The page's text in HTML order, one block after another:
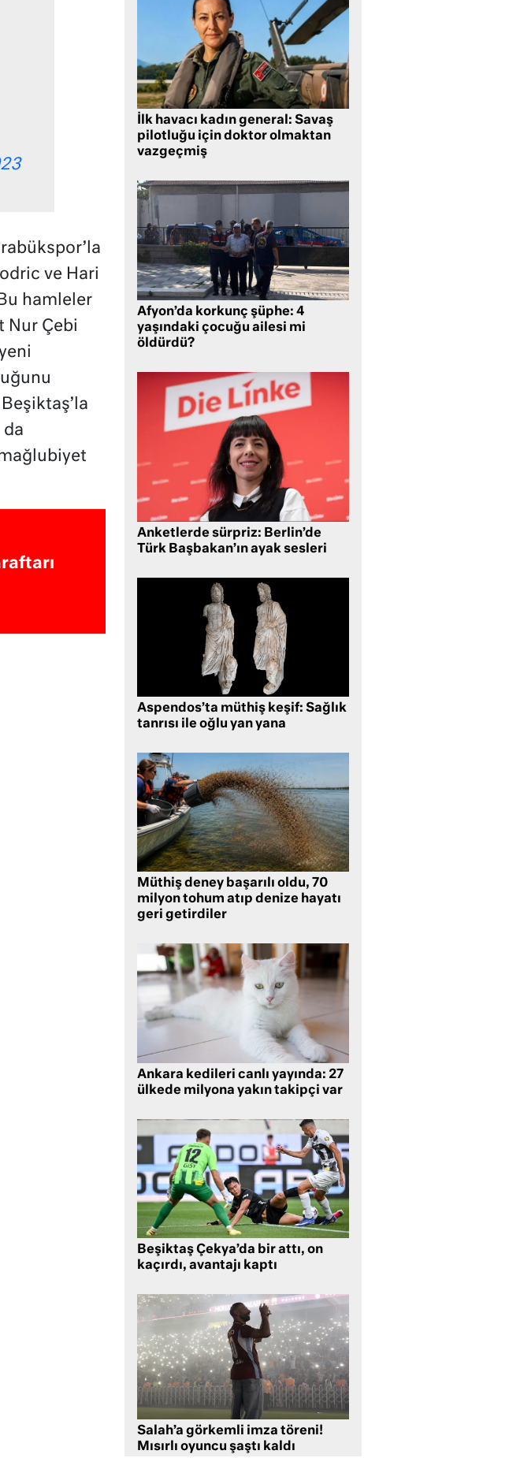
ve Hari
hamleler
Nur Çebi
da
İlk havacı kadın general: Savaş
pilotluğu için doktor olmaktan
vazgeçmiş
Afyon’da korkunç şüphe: 4
yaşındaki çocuğu ailesi mi
öldürdü?
Anketlerde sürpriz: Berlin’de
Türk Başbakan’ın ayak sesleri
Aspendos’ta müthiş keşif: Sağlık
tanrısı ile oğlu yan yana
Müthiş deney başarılı oldu, 70
milyon tohum atıp denize hayatı
geri getirdiler
Ankara kedileri canlı yayında: 27
ülkede milyona yakın takipçi var
Beşiktaş Çekya’da bir attı, on
kaçırdı, avantajı kaptı
Salah’a görkemli imza töreni!
Mısırlı oyuncu şaştı kaldı